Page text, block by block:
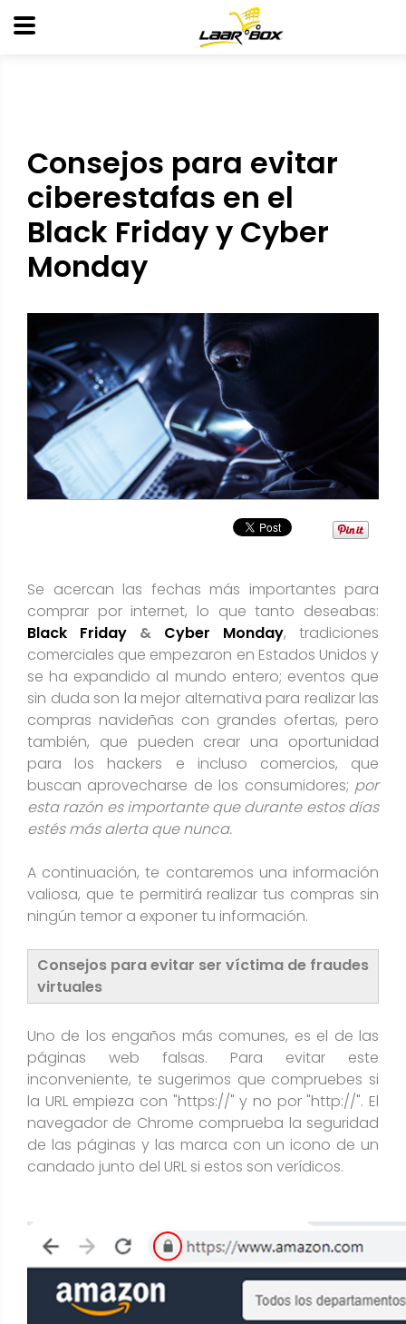
Consejos para evitar
ciberestafas en el
Black Friday y Cyber
Monday
Se acercan las fechas más importantes para
comprar por internet, lo que tanto deseabas:
Black Friday
& Cyber Monday, tradiciones
comerciales que empezaron en Estados Unidos y
se ha expandido al mundo entero; eventos que
sin duda son la mejor alternativa para realizar las
compras navideñas con grandes ofertas, pero
también, que pueden crear una oportunidad
para los hackers e incluso comercios, que
buscan aprovecharse de los consumidores; por
esta razón es importante que durante estos días
estés más alerta que nunca.
A continuación, te contaremos una información
valiosa, que te permitirá realizar tus compras sin
ningún temor a exponer tu información.
Consejos para evitar ser víctima de fraudes
virtuales
Uno de los engaños más comunes, es el de las
páginas web falsas. Para evitar este
inconveniente, te sugerimos que compruebes si
la URL empieza con "https://" y no por "http://". El
navegador de Chrome comprueba la seguridad
de las páginas y las marca con un icono de un
candado junto del URL si estos son verídicos.